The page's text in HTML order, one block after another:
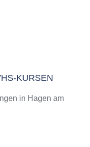
KURSEN
in Hagen am